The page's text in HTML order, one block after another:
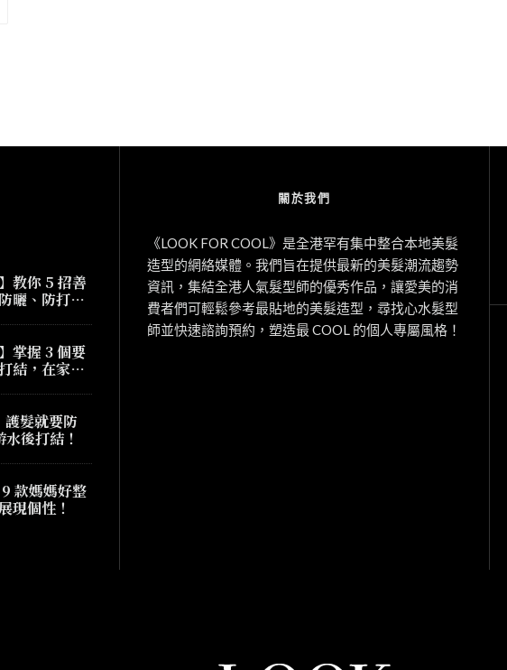
教你 5 招善
曬、防打
掌握 3 個要
結，在家護
護髮就要防
後打結！
9 款媽媽好整
現個性！
關於我們
《LOOK FOR COOL》是全港罕有集中整合本地美髮
造型的網絡媒體。我們旨在提供最新的美髮潮流趨勢
資訊，集結全港人氣髮型師的優秀作品，讓愛美的消
費者們可輕鬆參考最貼地的美髮造型，尋找心水髮型
師並快速諮詢預約，塑造最 COOL 的個人專屬風格！